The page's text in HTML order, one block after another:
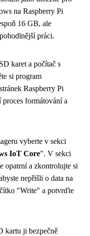
na Raspberry Pi
16 GB, ale
práci.
karet a počítač s
si program
Raspberry Pi
formátování a
vyberte v sekci
IoT Core". V sekci
opatrní a zkontrolujte si
nepřišli o data na
"Write" a potvrďte
kartu ji bezpečně